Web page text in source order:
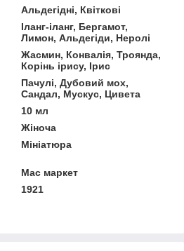
Альдегідні, Квіткові
Іланг-іланг, Бергамот,
Лимон, Альдегіди, Неролі
Жасмин, Конвалія, Троянда,
Корінь ірису, Ірис
Пачулі, Дубовий мох,
Сандал, Мускус, Цивета
10 мл
Жіноча
Мініатюра
Мас маркет
1921